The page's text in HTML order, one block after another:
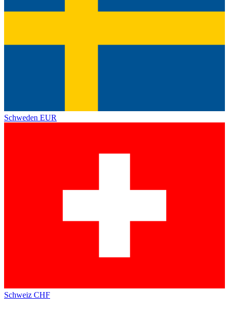
Schweden EUR
Schweiz CHF